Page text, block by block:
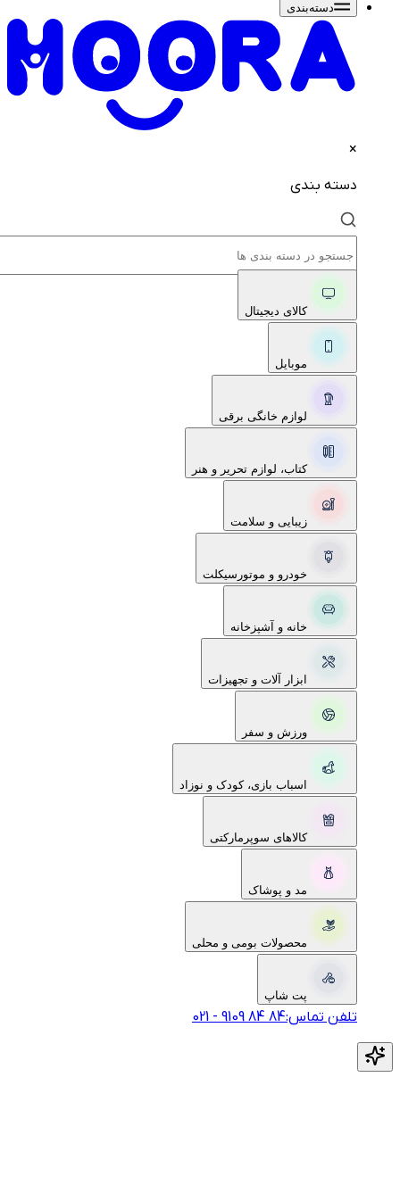
دسته‌بندی‌
دسته بندی
کالای دیجیتال
موبایل
لوازم خانگی برقی
کتاب، لوازم تحریر و هنر
زیبایی و سلامت
خودرو و موتورسیکلت
خانه و آشپزخانه
ابزار آلات و تجهیزات
ورزش و سفر
اسباب بازی، کودک و نوزاد
کالاهای سوپرمارکتی
مد و پوشاک
محصولات بومی و محلی
پت شاپ
تلفن تماس: 021-‎9109‎ ‎84‎ ‎84‎